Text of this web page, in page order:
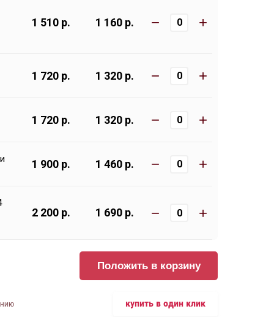
1 510 р. 1 160 р. − +
1 720 р. 1 320 р. − +
1 720 р. 1 320 р. − +
1 900 р. 1 460 р. − +
2 200 р. 1 690 р. − +
Положить в корзину
купить в один клик